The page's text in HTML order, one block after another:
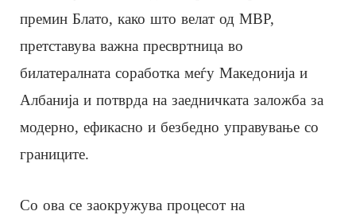
премин Блато, како што велат од МВР,
претставува важна пресвртница во
билатералната соработка меѓу Македонија и
Албанија и потврда на заедничката заложба за
модерно, ефикасно и безбедно управување со
границите.
Со ова се заокружува процесот на